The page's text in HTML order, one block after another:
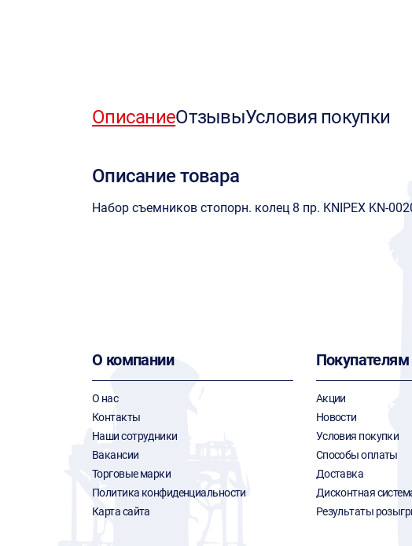
ОписаниеОтзывыУсловия покупки
Описание товара
Набор съемников стопорн. колец 8 пр. KNIPEX KN-
О компании
О нас
Контакты
Наши сотрудники
Вакансии
Торговые марки
Политика конфиденциальности
Карта сайта
Покупателям
Акции
Новости
Условия покупки
Способы оплаты
Доставка
Дисконтная
Результаты